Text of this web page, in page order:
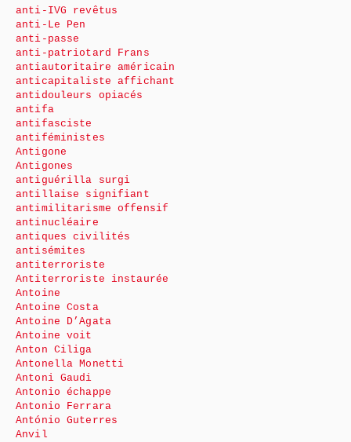
anti-IVG revêtus
anti-Le Pen
anti-passe
anti-patriotard Frans
antiautoritaire américain
anticapitaliste affichant
antidouleurs opiacés
antifa
antifasciste
antiféministes
Antigone
Antigones
antiguérilla surgi
antillaise signifiant
antimilitarisme offensif
antinucléaire
antiques civilités
antisémites
antiterroriste
Antiterroriste instaurée
Antoine
Antoine Costa
Antoine D’Agata
Antoine voit
Anton Ciliga
Antonella Monetti
Antoni Gaudi
Antonio échappe
Antonio Ferrara
António Guterres
Anvil